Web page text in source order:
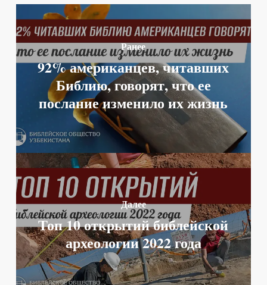
Ранее
92% американцев, читавших
Библию, говорят, что ее
послание изменило их жизнь
Далее
Топ 10 открытий библейской
археологии 2022 года